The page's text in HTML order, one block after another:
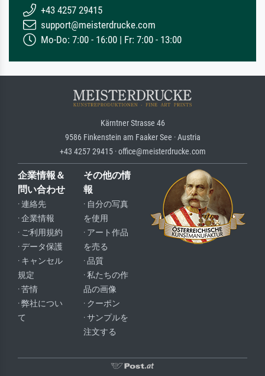
+43 4257 29415
support@meisterdrucke.com
Mo-Do: 7:00 - 16:00 | Fr: 7:00 - 13:00
Kärntner Strasse 46
9586 Finkenstein am Faaker See · Austria
+43 4257 29415 · office@meisterdrucke.com
企業情報＆
問い合わせ
· 連絡先
· 企業情報
· ご利用規約
· データ保護
· キャンセル
規定
· 苦情
· 弊社につい
て
その他の情
報
· 自分の写真
を使用
· アート作品
を売る
· 品質
· 私たちの作
品の画像
· クーポン
· サンプルを
注文する